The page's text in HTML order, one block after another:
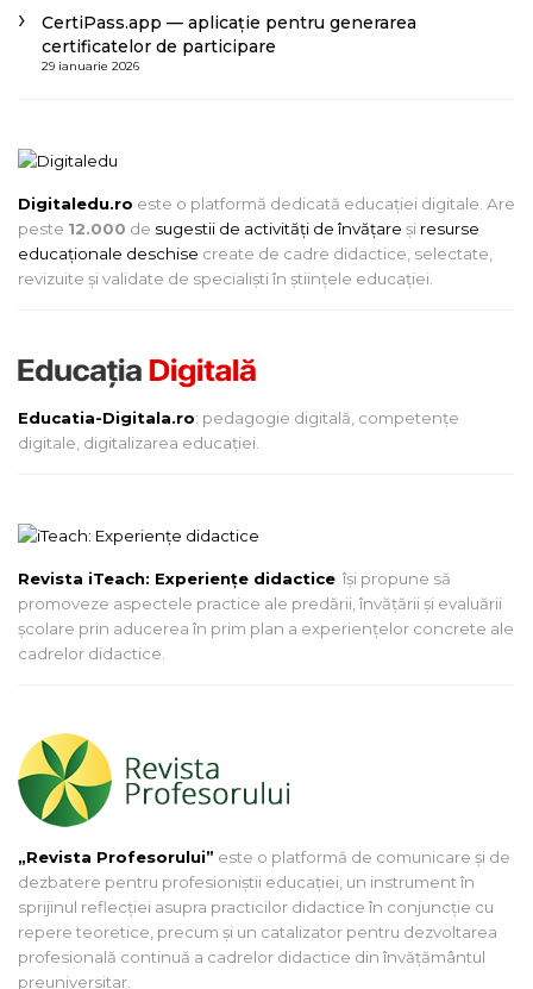
CertiPass.app — aplicație pentru generarea
certificatelor de participare
29 ianuarie 2026
Digitaledu.ro este o platformă dedicată educației digitale. Are
peste 12.000 de sugestii de activități de învățare și resurse
educaționale deschise create de cadre didactice, selectate,
revizuite și validate de specialiști în științele educației.
Educatia-Digitala.ro: pedagogie digitală, competențe
digitale, digitalizarea educației.
Revista iTeach: Experienţe didactice îşi propune să
promoveze aspectele practice ale predării, învăţării şi evaluării
şcolare prin aducerea în prim plan a experienţelor concrete ale
cadrelor didactice.
„Revista Profesorului” este o platformă de comunicare și de
dezbatere pentru profesioniștii educației, un instrument în
sprijinul reflecției asupra practicilor didactice în conjuncție cu
repere teoretice, precum și un catalizator pentru dezvoltarea
profesională continuă a cadrelor didactice din învățământul
preuniversitar.